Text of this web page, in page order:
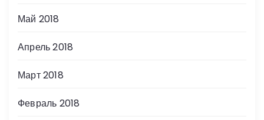
Май 2018
Апрель 2018
Март 2018
Февраль 2018